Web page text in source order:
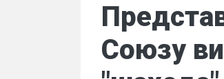
Союзу